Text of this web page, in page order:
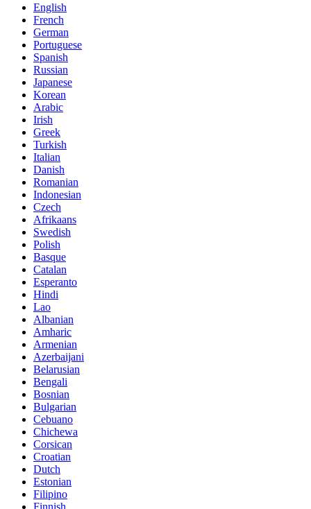
English
French
German
Portuguese
Spanish
Russian
Japanese
Korean
Arabic
Irish
Greek
Turkish
Italian
Danish
Romanian
Indonesian
Czech
Afrikaans
Swedish
Polish
Basque
Catalan
Esperanto
Hindi
Lao
Albanian
Amharic
Armenian
Azerbaijani
Belarusian
Bengali
Bosnian
Bulgarian
Cebuano
Chichewa
Corsican
Croatian
Dutch
Estonian
Filipino
Finnish